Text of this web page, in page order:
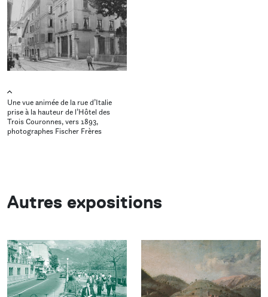
Une vue animée de la rue d’Italie
prise à la hauteur de l’Hôtel des
Trois Couronnes, vers 1893,
photographes Fischer Frères
Autres expositions